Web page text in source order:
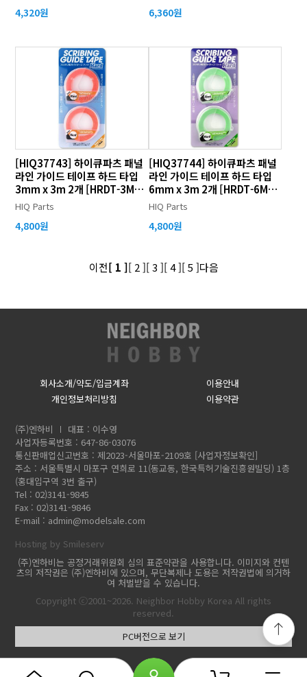
4,320원 6,360원
[HIQ37743] 하이큐파츠 패널
라인 가이드 테이프 하드 타입
3mm x 3m 2개 [HRDT-3MM-
V2]
HIQ Parts
4,800원
[HIQ37744] 하이큐파츠 패널
라인 가이드 테이프 하드 타입
6mm x 3m 2개 [HRDT-6MM-
V2]
HIQ Parts
4,800원
이전[ 1 ][ 2 ][ 3 ][ 4 ][ 5 ]다음
회사소개/약도/입금계좌
이용안내
개인정보처리방침
이용약관
(주)엔하비
대표 : 이수영
사업자등록번호 : 647-86-03076
통신판매업신고번호 : 제2023-서울마포-2109호 [사업자정보확인]
주소 : 서울특별시 마포구 연희로 11(동교동, 한국특허기술진흥원빌딩) 1층
(홍대입구역 3번 출구)
Tel : 02)3141-9845
Fax : 02)3141-9846
E-mail : admin@modelsale.com
Hosting by Smileserv
(주)엔하비는 공정거래위원회 심의 표준약관을 사용합니다. 이미지와 컨텐
츠의 저작권은 (주)엔하비에 있으며, 무단복제나 도용은 저작권법에 의거하
여 처벌받을 수 있습니다.
Copyright ⓒ2001~2026. Neighbor Hobby Korea All rights
reserved.
PC버전으로 보기